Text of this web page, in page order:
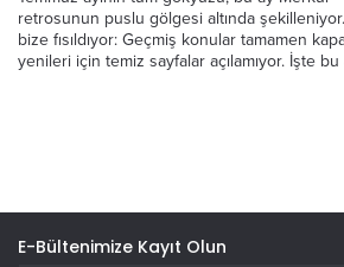
retrosunun puslu gölgesi altında
bize fısıldıyor: Geçmiş konular tamamen
yenileri için temiz sayfalar açılamıyor. İşte bu
E-Bültenimize Kayıt Olun